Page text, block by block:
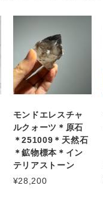
モンドエレスチャ
ルクォーツ＊原石
＊251009＊天然石
＊鉱物標本＊イン
テリアストーン
¥28,200